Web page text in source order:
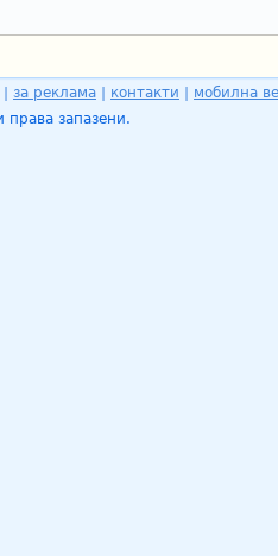
за реклама контакти
мобилна
права запазени.